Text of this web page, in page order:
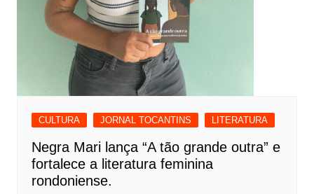
CULTURA JORNAL TOCANTINS LITERATURA
Negra Mari lança “A tão grande outra” e
fortalece a literatura feminina
rondoniense.